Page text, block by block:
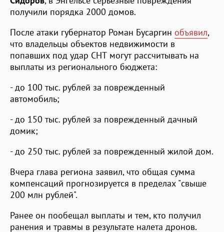
получили порядка 2000 домов.
После атаки губернатор Роман Бусаргин объявил,
что владельцы объектов недвижимости в
попавших под удар СНТ могут рассчитывать на
выплаты из регионального бюджета:
- до 100 тыс. рублей за поврежденный
автомобиль;
- до 150 тыс. рублей за поврежденный дачный
домик;
- до 250 тыс. рублей за поврежденный жилой дом.
Вчера глава региона заявил, что общая сумма
компенсаций прогнозируется в пределах "свыше
200 млн рублей".
Ранее он пообещал выплаты и тем, кто получил
ранения и травмы в результате налета дронов.